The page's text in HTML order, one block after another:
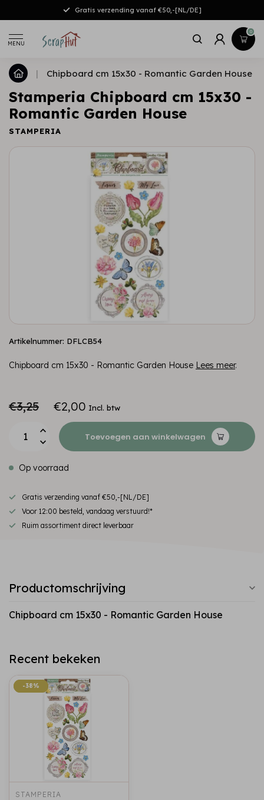
Gratis verzending vanaf €50,-[NL/DE]
MENU
0
| Chipboard cm 15x30 - Romantic Garden House
Stamperia Chipboard cm 15x30 -
Romantic Garden House
STAMPERIA
Artikelnummer: DFLCB54
Chipboard cm 15x30 - Romantic Garden House Lees meer.
€3,25 €2,00 Incl. btw
Toevoegen aan winkelwagen
Op voorraad
Gratis verzending vanaf €50,-[NL/DE]
Voor 12:00 besteld, vandaag verstuurd!*
Ruim assortiment direct leverbaar
Productomschrijving
Chipboard cm 15x30 - Romantic Garden House
Recent bekeken
-38%
-38%
STAMPERIA